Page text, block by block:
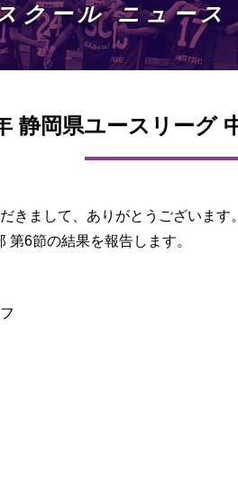
クール ニュース
静岡県ユースリーグ
きまして、ありがとうございます
6節の結果を報告します。